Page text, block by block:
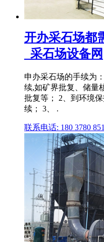
开办采石场都
_采石场设备网
申办采石场的手续为
续,如矿界批复、储量
批复等； 2、到环境
续； 3、 .
联系电话: 180 3780